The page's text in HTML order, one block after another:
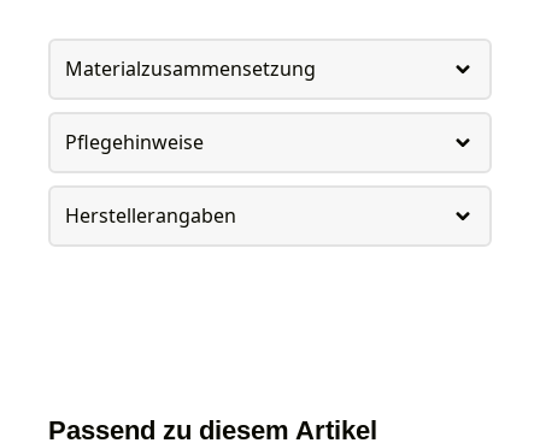
Materialzusammensetzung
Pflegehinweise
Herstellerangaben
Passend zu diesem Artikel